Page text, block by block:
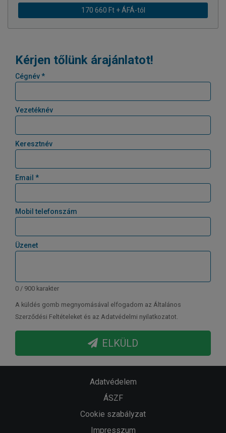
170 660 Ft + ÁFÁ-tól
Kérjen tőlünk árajánlatot!
Cégnév *
Vezetéknév
Keresztnév
Email *
Mobil telefonszám
Üzenet
0 / 900 karakter
A küldés gomb megnyomásával elfogadom az Általános
Szerződési Feltételeket és az Adatvédelmi nyilatkozatot.
ELKÜLD
Adatvédelem
ÁSZF
Cookie szabályzat
Impresszum